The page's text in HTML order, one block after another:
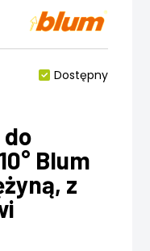
Dostępny
Blum
z